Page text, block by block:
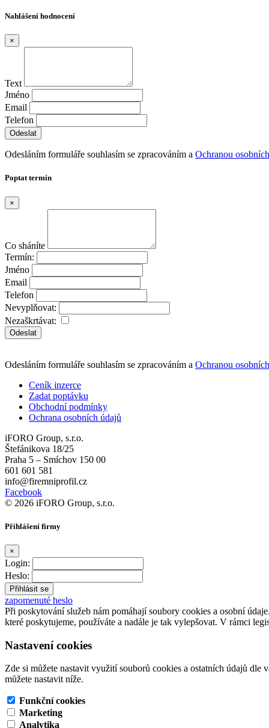
Nahlášení hodnocení
×
Text
Jméno
Email
Telefon
Odesláním formuláře souhlasím se zpracováním a Ochranou
Poptat termín
×
Co sháníte
Termín:
Jméno
Email
Telefon
Nevyplňovat:
Nezaškrtávat:
Odeslat
Odesláním formuláře souhlasím se zpracováním a Ochranou
Ceník inzerce
Zadat poptávku
Obchodní podmínky
Ochrana osobních údajů
iFORO Group, s.r.o.
Štefánikova 18/25
Praha 5 – Smíchov 150 00
601 601 581
info@firemniprofil.cz
Facebook
© 2026 iFORO Group, s.r.o.
Přihlášení firmy
×
Login:
Heslo:
zapomenuté heslo
Při poskytování služeb nám pomáhají soubory cookies a osobní
které poskytujeme, používáte a nadále je tak vylepšovat. V rámci
Nastavení cookies
Zde si můžete nastavit využití souborů cookies a ostatních údajů
můžete nastavit níže.
Funkční cookies
Marketing
Analytika